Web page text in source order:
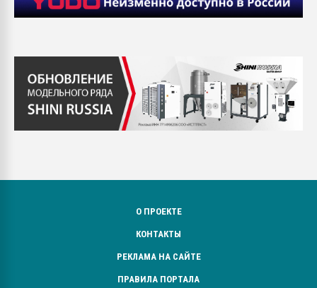
О ПРОЕКТЕ
КОНТАКТЫ
РЕКЛАМА НА САЙТЕ
ПРАВИЛА ПОРТАЛА